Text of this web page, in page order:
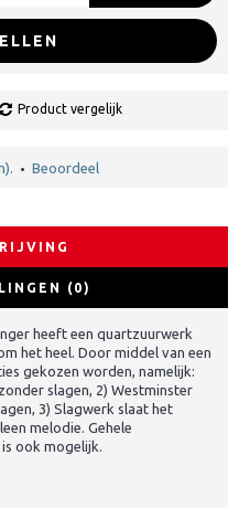
Product vergelijk
• Beoordeel
(0)
heeft een quartzuurwerk
het heel. Door middel van een
gekozen worden, namelijk:
slagen, 2) Westminster
3) Slagwerk slaat het
melodie. Gehele
ook mogelijk.